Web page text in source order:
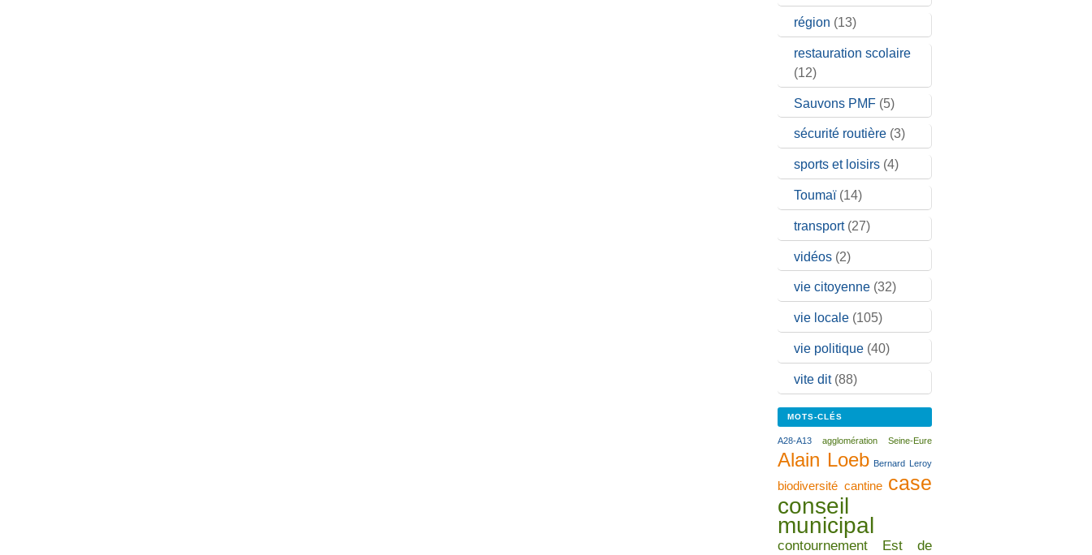
région (13)
restauration scolaire
(12)
Sauvons PMF (5)
sécurité routière (3)
sports et loisirs (4)
Toumaï(14)
transport(27)
vidéos (2)
vie citoyenne (32)
vie locale (105)
vie politique (40)
vite dit(88)
MOTS-CLÉS
A28-A13 agglomération Seine-Eure
Alain Loeb Bernard Leroy
biodiversité cantine case
conseil
municipal
contournement Est de